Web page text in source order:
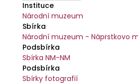
Instituce
Národní muzeum
Sbírka
Národní muzeum - Náprstkovo
Podsbírka
Sbírka NM-NM
Podsbírka
Sbírky fotografií